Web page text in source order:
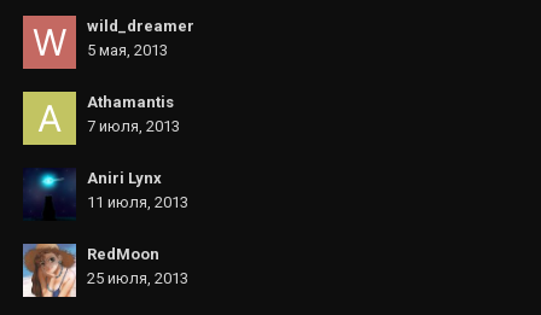
wild_dreamer
5 мая, 2013
Athamantis
7 июля, 2013
Aniri Lynx
11 июля, 2013
RedMoon
25 июля, 2013